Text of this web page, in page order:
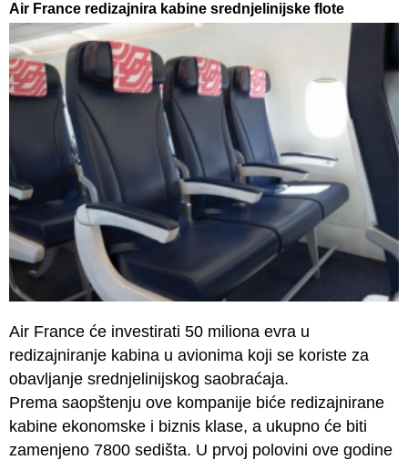
Air France redizajnira kabine srednjelinijske flote
Air France će investirati 50 miliona evra u
redizajniranje kabina u avionima koji se koriste za
obavljanje srednjelinijskog saobraćaja.
Prema saopštenju ove kompanije biće redizajnirane
kabine ekonomske i biznis klase, a ukupno će biti
zamenjeno 7800 sedišta. U prvoj polovini ove godine